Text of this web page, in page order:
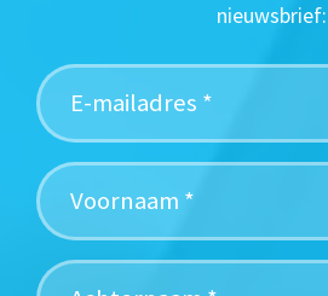
nieuwsbrief: